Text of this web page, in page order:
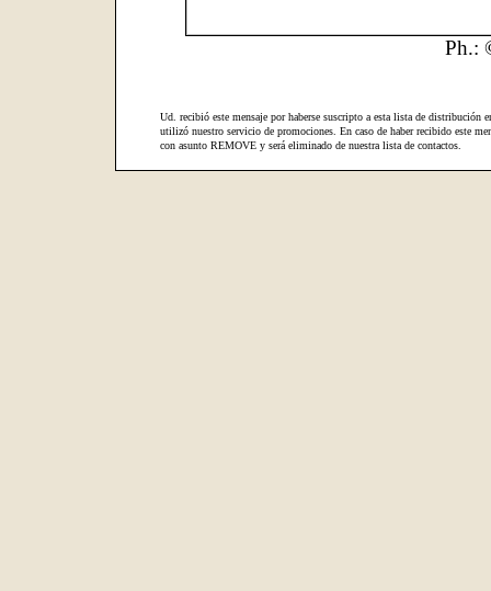
Ph.:
Ud. recibió este mensaje por haberse suscripto a esta lista de distribución
utilizó nuestro servicio de promociones. En caso de haber recibido este
con asunto REMOVE y será eliminado de nuestra lista de contactos.